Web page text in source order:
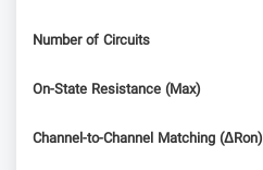
Number of Circuits
On-State Resistance (Max)
Channel-to-Channel Matching (ΔRon)